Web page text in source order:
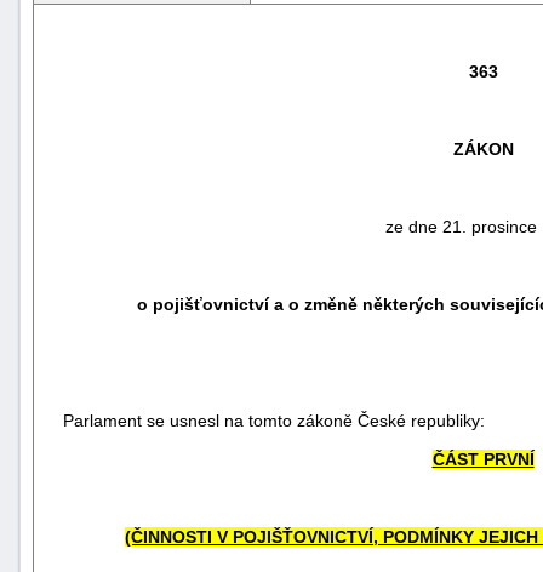
363
ZÁKON
ze dne 21. prosince
o pojišťovnictví a o změně některých
Parlament se usnesl na tomto zákoně České republiky:
ČÁST PRVNÍ
(ČINNOSTI V POJIŠŤOVNICTVÍ, PODMÍNKY